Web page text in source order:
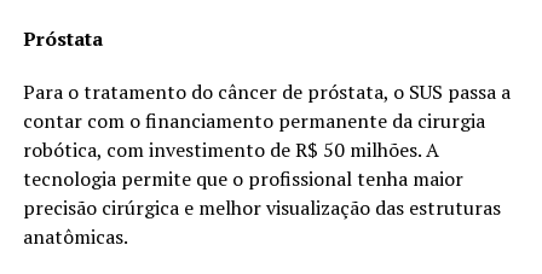
Próstata
Para o tratamento do câncer de próstata, o SUS passa a
contar com o financiamento permanente da cirurgia
robótica, com investimento de R$ 50 milhões. A
tecnologia permite que o profissional tenha maior
precisão cirúrgica e melhor visualização das estruturas
anatômicas.